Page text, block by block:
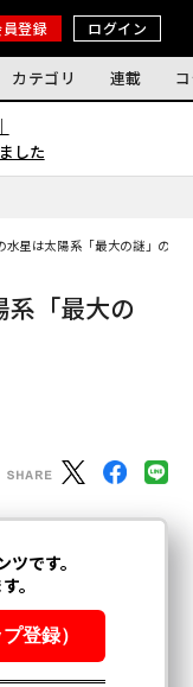
登録 ログイン
カテゴリ 連載
した
水星は太陽系「最大の謎」の存
系「最大の